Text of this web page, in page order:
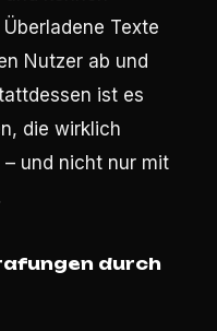
Texte
Nutzer ab und
ist es
die wirklich
und nicht nur mit
durch